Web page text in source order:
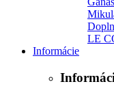
LE
Informácie